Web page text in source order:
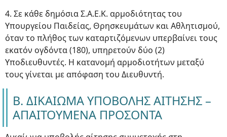
4. Σε κάθε δημόσια Σ.Α.Ε.Κ. αρμοδιότητας του
Υπουργείου Παιδείας, Θρησκευμάτων και Αθλητισμού,
όταν το πλήθος των καταρτιζόμενων υπερβαίνει τους
εκατόν ογδόντα (180), υπηρετούν δύο (2)
Υποδιευθυντές. Η κατανομή αρμοδιοτήτων μεταξύ
τους γίνεται με απόφαση του Διευθυντή.
Β. ΔΙΚΑΙΩΜΑ ΥΠΟΒΟΛΗΣ ΑΙΤΗΣΗΣ –
ΑΠΑΙΤΟΥΜΕΝΑ ΠΡΟΣΟΝΤΑ